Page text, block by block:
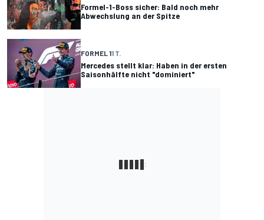
Formel-1-Boss sicher: Bald noch mehr
Abwechslung an der Spitze
FORMEL 11 T.
Mercedes stellt klar: Haben in der ersten
Saisonhälfte nicht "dominiert"